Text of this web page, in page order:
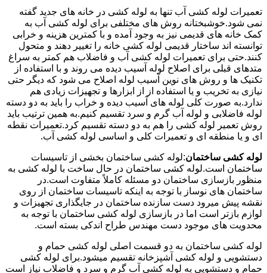
تعمیرات لوله کشی آب تنها به لوله کشی در خانه های جدید گفته
نمی شود.خوشبختانه روش های مختلفی برای لوله کشی آب به
کمک خانه های قدیمی نیز به وجود آمده و با کمترین هزینه و خرابی
توانسته اند ساختار قدیمی لوله کشی خانه را تغییر دهند و متحول
کنند.حتی برای تعمیرات لوله کشی آب و فاضلاب هم کمتر به سراغ
متدهای قبلی برای اصلاح لوله آسیب دیده می روند و با استفاده از
تکنیک ها و روش های نوین آسیب لوله اصلاح می شود که دیگر حتی
نیازی به تخریب و یا استفاده از از ابزارها و تجهیزات زیادی هم
ندارد.به صورت کلی لوله های آسیب دیده و خراب را باید به دو دسته
لوله فاضلابی و لوله آب گرم و سرد تقسیم کنیم.به همین ترتیب باید
روش تعمیر لوله کشی را هم به دو دسته تقسیم کرد.تعمیرات نقطه
ای و یا منطقه ای و تعمیرات کلی و اساسی لوله کشی آب.
لوله کشی ساختمان:لوله کشی ساختمان بخشی از تاسیسات
ساختمان است.لوله کشی ساختمان در حال ساخت با لوله کشی به
منظور بازسازی ساختمان دو مسئله کاملاً متفاوت است.در
ساختمان های نوساز با توجه به اینکه تاسیسات ساختمان از روی
نقشه پیش میرود دست سازنده ساختمان در جایگذاری تجهیزات و
لوازم بازتر است اما در بازسازی لوله کشی ساختمان با توجه به
محدویت های موجود دست مهندس طراح اندکی بسته است.
لوله کشی ساختمان به دو قسمت اصلی لوله کشی حمام و
دستشویی و لوله کشی آشپزخانه تقسیم میشود.برای لوله کشی
حمام و دستشویی به لوله کشی آب گرم و سرد و فاضلاب نیاز است